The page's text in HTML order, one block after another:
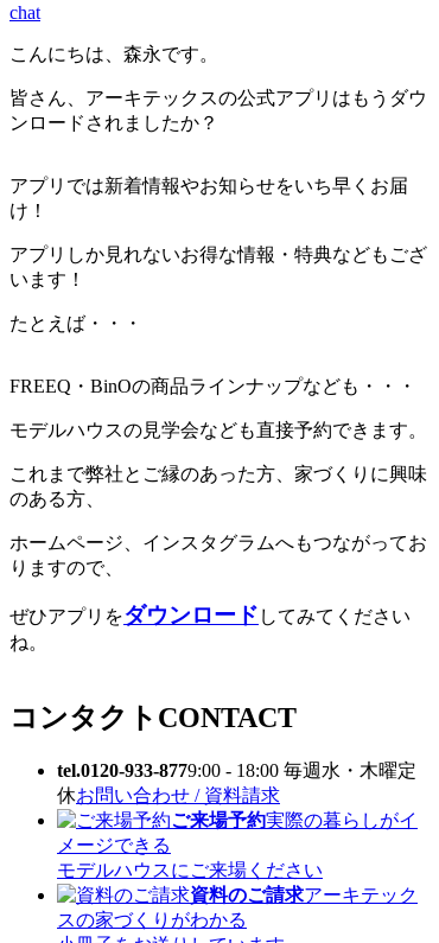
chat
こんにちは、森永です。
皆さん、アーキテックスの公式アプリはもうダウ
ンロードされましたか？
アプリでは新着情報やお知らせをいち早くお届
け！
アプリしか見れないお得な情報・特典などもござ
います！
たとえば・・・
FREEQ・BinOの商品ラインナップなども・・・
モデルハウスの見学会なども直接予約できます。
これまで弊社とご縁のあった方、家づくりに興味
のある方、
ホームページ、インスタグラムへもつながってお
りますので、
ぜひアプリをダウンロード してみてください
ね。
コンタクト CONTACT
tel.0120-933-8779:00 - 18:00 毎週水・木曜定
休お問い合わせ / 資料請求
ご来場予約実際の暮らしがイ
メージできる
モデルハウスにご来場ください
資料のご請求アーキテック
スの家づくりがわかる